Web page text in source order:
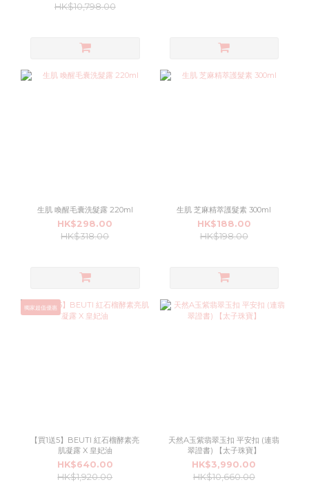
HK$10,798.00
生肌 喚醒毛囊洗髮露 220ml
HK$298.00
HK$318.00
生肌 芝麻精萃護髮素 300ml
HK$188.00
HK$198.00
獨家超值優惠
【買1送5】BEUTI 紅石榴酵素亮
肌凝露 X 皇妃油
HK$640.00
HK$1,920.00
天然A玉紫翡翠玉扣 平安扣 (連翡
翠證書) 【太子珠寶】
HK$3,990.00
HK$10,660.00